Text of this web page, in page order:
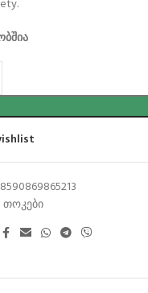
8590869865213
თოკები